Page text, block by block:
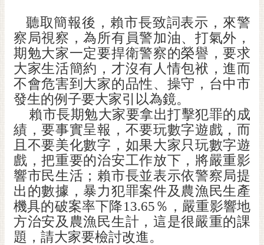
語
隱
私
權
及
全
政
策
網
站
資
料
開
聽取簡報後，賴市長致詞表示，來警
察局視察，為所有員警加油、打氣外，
期勉大家一定要捍衛警察的榮譽，要求
大家生活簡約，才沒有人情包袱，進而
不會危害到大家的品性、操守，台中市
發生的例子要大家引以為鏡。
賴市長期勉大家要拿出打擊犯罪的成
績，要事實呈報，不要玩數字遊戲，而
且不要美化數字，如果大家只玩數字遊
戲，把重要的治安工作放下，將嚴重影
響市民生活；賴市長並表示依警察局提
出的數據，暴力犯罪案件及農漁民生產
機具的破案率下降13.65 ％，嚴重影響地
方治安及農漁民生計，這是很嚴重的課
題，請大家要檢討改進。